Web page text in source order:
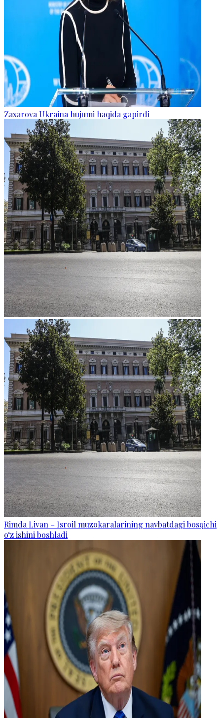
Zaxarova Ukraina hujumi haqida gapirdi
Rimda Livan – Isroil muzokaralarining navbatdagi bosqichi
o‘z ishini boshladi